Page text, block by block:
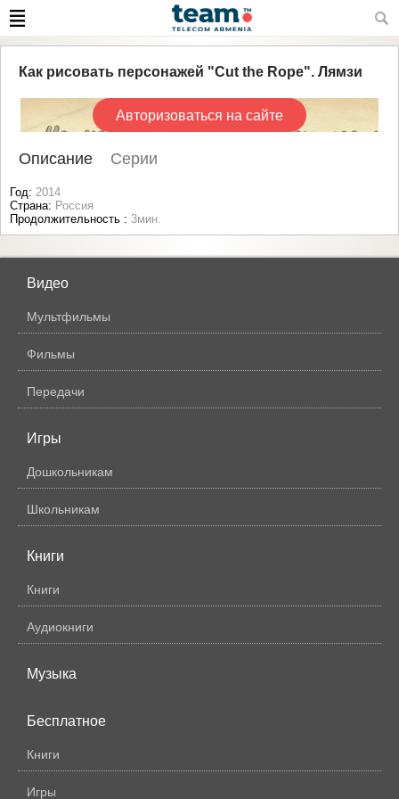
Как рисовать персонажей "Cut the Rope". Лямзи
Авторизоваться на сайте
Описание Серии
Год: 2014
Страна: Россия
Продолжительность : 3мин.
Видео
Мультфильмы
Фильмы
Передачи
Игры
Дошкольникам
Школьникам
Книги
Книги
Аудиокниги
Музыка
Бесплатное
Книги
Игры